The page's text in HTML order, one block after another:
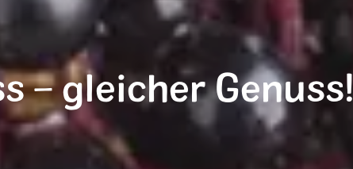
– gleicher Genuss!